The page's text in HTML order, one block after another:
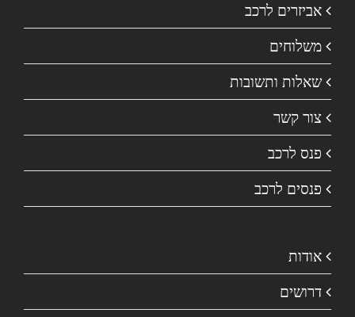
אביזרים לרכב
משלוחים
שאלות ותשובות
צור קשר
פנס לרכב
פנסים לרכב
אודות
דרושים